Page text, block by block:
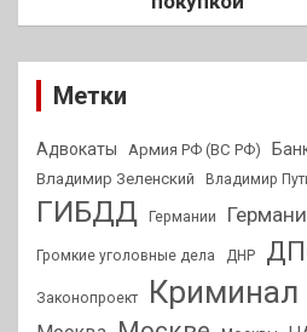
Метки
Адвокаты Армия РФ (ВС РФ)
Владимир Зеленский Владимир
ГИБДД Германии
Громкие уголовные дела ДНР
Законопроект Криминал